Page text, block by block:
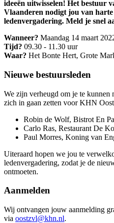
ideeën uitwisselen! Het bestuur
Vlaanderen nodigt jou van
ledenvergadering. Meld je snel
Wanneer? Maandag 14 maart
Tijd? 09.30 - 11.30 uur
Waar? Het Bonte Hert, Grote
Nieuwe bestuursleden
We zijn verheugd om je te kunnen
zich in gaan zetten voor KHN
Robin de Wolf, Bistrot En
Carlo Ras, Restaurant De
Paul Morres, Koning van
Uiteraard hopen we jou te
ledenvergadering, zodat je de
ontmoeten.
Aanmelden
Wij ontvangen jouw aanmelding
via oostzvl@khn.nl.